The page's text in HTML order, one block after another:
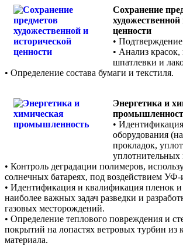
Сохранение
ценности
•
• Анализ
шпатлевки и
• Определение состава бумаги и текстиля.
Энергетика и
•
оборудования
прокладок,
уплотнительных
• Контроль деградации полимеров,
солнечных батареях, под воздействием УФ-
• Идентификация и квалификация пленок и
наиболее важных задач разведки и
газовых месторождений.
• Определение теплового повреждения и
покрытий на лопастях ветровых турбин из
материала.